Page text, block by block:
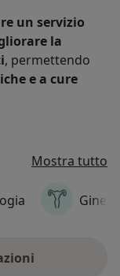
un servizio
la
, permettendo
e a cure
Mostra tutto